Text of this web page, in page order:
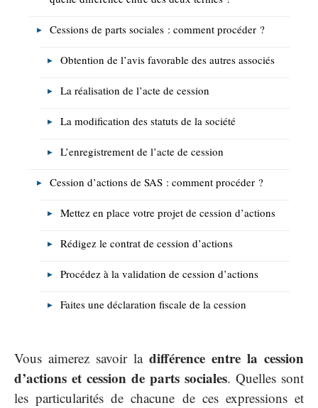
Cessions de parts sociales : comment procéder ?
Obtention de l’avis favorable des autres associés
La réalisation de l’acte de cession
La modification des statuts de la société
L’enregistrement de l’acte de cession
Cession d’actions de SAS : comment procéder ?
Mettez en place votre projet de cession d’actions
Rédigez le contrat de cession d’actions
Procédez à la validation de cession d’actions
Faites une déclaration fiscale de la cession
Vous aimerez savoir la différence entre la cession
d’actions et cession de parts sociales. Quelles sont
les particularités de chacune de ces expressions et